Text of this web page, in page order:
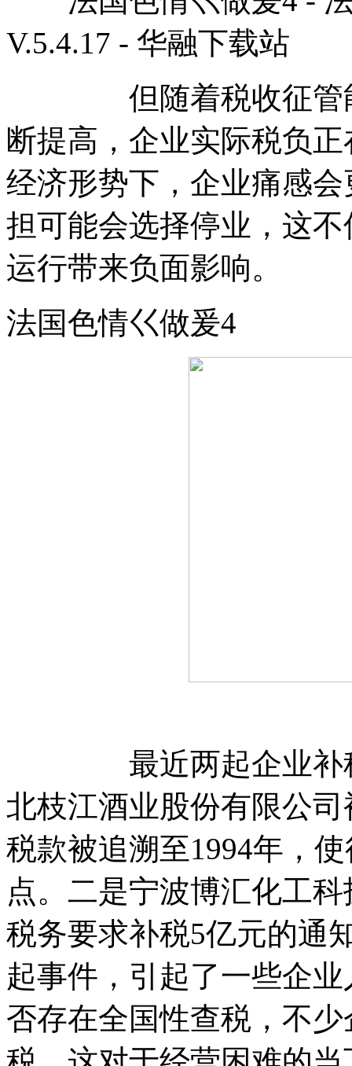
V.5.4.17 - 华融下载站
但随着税收征管能
断提高，企业实际税负
经济形势下，企业痛感
担可能会选择停业，这
运行带来负面影响。
法国色情巜做爰4
最近两起企业补税
北枝江酒业股份有限公
税款被追溯至1994年，
点。二是宁波博汇化工
税务要求补税5亿元的通
起事件，引起了一些企
否存在全国性查税，不